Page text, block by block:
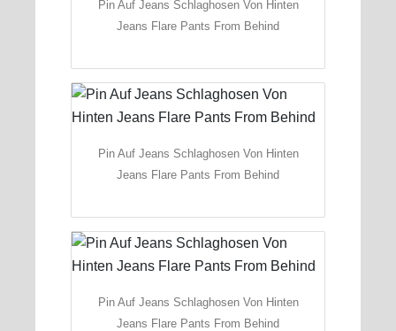
Pin Auf Jeans Schlaghosen Von Hinten
Jeans Flare Pants From Behind
Pin Auf Jeans Schlaghosen Von Hinten
Jeans Flare Pants From Behind
Pin Auf Jeans Schlaghosen Von Hinten
Jeans Flare Pants From Behind